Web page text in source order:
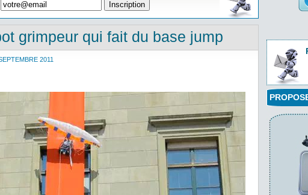
grimpeur qui fait du base jump
2011